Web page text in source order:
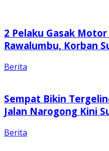
2 Pelaku Gasak
Rawalumbu, Korban
Berita
Sempat Bikin
Jalan Narogong Kini
Berita